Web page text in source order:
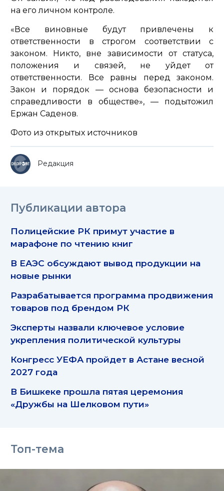
на его личном контроле.
«Все виновные будут привлечены к
ответственности в строгом соответствии с
законом. Никто, вне зависимости от статуса,
положения и связей, не уйдет от
ответственности. Все равны перед законом.
Закон и порядок — основа безопасности и
справедливости в обществе», — подытожил
Ержан Саденов.
Фото из открытых источников
Редакция
Публикации автора
Полицейские РК примут участие в
марафоне по чтению книг
В ЕАЭС обсуждают вывод продукции на
новые рынки
Разрабатывается программа продвижения
товаров под брендом РК
Эксперты назвали ключевое условие
укрепления политической культуры
Конгресс УЕФА пройдет в Астане весной
2027 года
В Бишкеке прошла пятая церемония
«Дружбы на Шелковом пути»
Топ-тема